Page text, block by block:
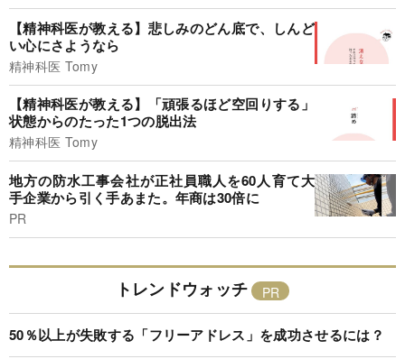
【精神科医が教える】悲しみのどん底で、しんど
い心にさようなら
精神科医 Tomy
【精神科医が教える】「頑張るほど空回りする」
状態からのたった1つの脱出法
精神科医 Tomy
地方の防水工事会社が正社員職人を60人育て大
手企業から引く手あまた。年商は30倍に
PR
トレンドウォッチ
50％以上が失敗する「フリーアドレス」を成功させるには？